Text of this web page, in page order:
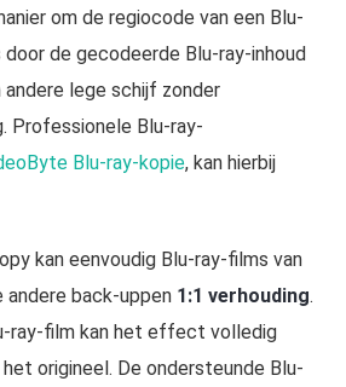
om de regiocode van een Blu-
de gecodeerde Blu-ray-inhoud
andere lege schijf zonder
Professionele Blu-ray-
Blu-ray-kopie, kan hierbij
kan eenvoudig Blu-ray-films van
andere back-uppen 1:1 verhouding.
ray-film kan het effect volledig
origineel. De ondersteunde Blu-